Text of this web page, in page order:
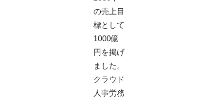
の売上目
標として
1000億
円を掲げ
ました。
クラウド
人事労務